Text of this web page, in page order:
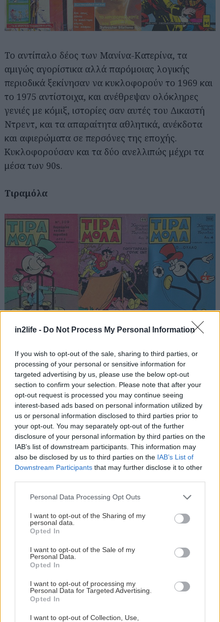
in2life - Do Not Process My Personal Information
If you wish to opt-out of the sale, sharing to third parties, or
processing of your personal or sensitive information for
targeted advertising by us, please use the below opt-out
section to confirm your selection. Please note that after your
opt-out request is processed you may continue seeing
interest-based ads based on personal information utilized by
us or personal information disclosed to third parties prior to
your opt-out. You may separately opt-out of the further
disclosure of your personal information by third parties on the
IAB’s list of downstream participants. This information may
also be disclosed by us to third parties on the IAB’s List of
Downstream Participants that may further disclose it to other
Please note that this website/app uses one or more Google
not limited to your visit or usage behaviour. You may click to
grant or deny consent to Google and its third-party tags to
use your data for below specified purposes in below Google
consent section.
Personal Data Processing Opt Outs
I want to opt-out of the Sharing of my
personal data.
Opted In
I want to opt-out of the Sale of my
Personal Data.
Opted In
I want to opt-out of processing my
Personal Data for Targeted Advertising.
Opted In
I want to opt-out of Collection, Use,
Το αντίπαλο δέος των Μανίνα-Κατερίνα, τα
αμιγώς αγορίστικα αλλά παρόμοιας λογικής
περιοδικά ξεκίνησαν να κυκλοφορούν το 1969 και
το 1975 αντίστοιχα, και ανέθρεψαν ολόκληρες
γενιές με κόμιξ, ιστορίες σαν αυτές του Δικαστή
Ντρεντ, και τα απαραίτητα αθλητικά, ανέκδοτα
και αφιερώματα σε περσόνες της εποχής.
Κυκλοφορούσαν και τα δύο ανελλιπώς μέχρι τα
μέσα των 90s.
Τιραμόλα
επέτρεπε να απλώνει χέρια και πόδια χιλιόμετρα
μακριά δημιουργήθηκε στην Ιταλία το 1952,
έφτασε στην χώρα μας το 1970 και έγινε
συνώνυμο της ευλυγισίας που καλά κρατεί μέχρι
σήμερα.
Σεραφίνο
Ο Σεραφίνο έφτασε στην Ελλάδα το 1969 και
κράτησε παρέα στους μικρούς Έλληνες για δύο
δεκαετίες. Ο ήρωας του συγκεκριμένου κόμικ ήταν
Αναζήτηση
για...